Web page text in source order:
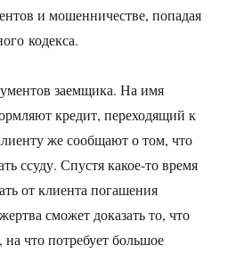
и мошенничестве, попадая
кодекса.
заемщика. На имя
кредит, переходящий к
же сообщают о том, что
ссуду. Спустя какое-то время
от клиента погашения
сможет доказать то, что
что потребует большое